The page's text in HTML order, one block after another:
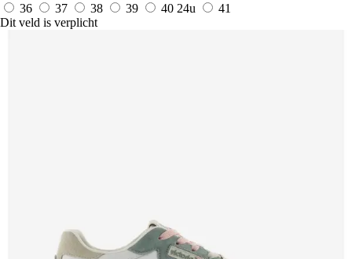
36
37 38 39 40 24u
41
Dit veld is verplicht